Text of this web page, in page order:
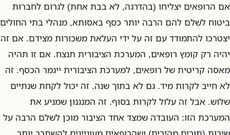
אם הרופאים יצליחו (בהדרגה, לא בבת אחת) לגרום לחברות
ביטוח לשלם להם הרבה יותר כסף באסותא, מנהלי בתי החולים
יצטרכו להתמודד עם זה על ידי העלאת משכורות מצידם. אם זה
יהיה רק קומץ רופאים, המערכת הציבורית תנצח. אם זו תהיה
מאסה קריטית של רופאים, למערכת הציבורית ייגמר הכסף. זה
לא חייב לקרות מיד. גם לא בתוך שנה. זה יכול לקחת שנתיים
שלוש. אבל זה עלול לקרות בסוף. זה המנגנון שמניע את
המערכת הזו: העובדה שמצד אחד הציבור מוכן לשלם הרבה על